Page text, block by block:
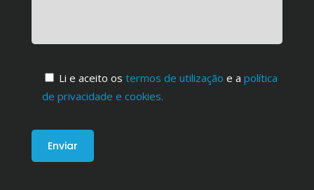
Li e aceito os termos de utilização e a política
de privacidade e cookies.